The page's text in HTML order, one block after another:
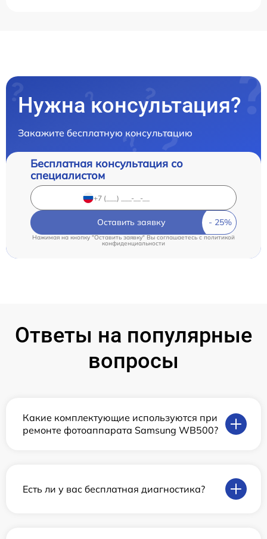
Нужна консультация?
Закажите бесплатную консультацию
Бесплатная консультация со
специалистом
Оставить заявку
Нажимая на кнопку "Оставить заявку" Вы соглашаетесь c политикой
конфиденциальности
Ответы на популярные
вопросы
Какие комплектующие используются при
ремонте фотоаппарата Samsung WB500?
Есть ли у вас бесплатная диагностика?